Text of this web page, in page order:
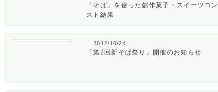
「そば」を使った創作菓子・スイーツコ
スト結果
2012/10/24
「第2回新そば祭り」開催のお知らせ